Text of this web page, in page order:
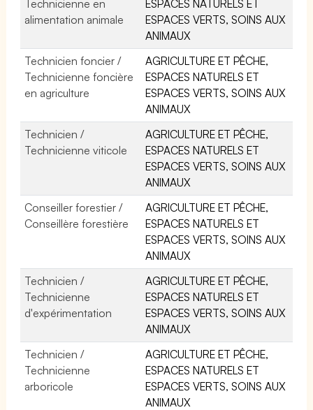
Technicienne en
alimentation animale
ESPACES NATURELS ET
ESPACES VERTS, SOINS AUX
ANIMAUX
Technicien foncier /
Technicienne foncière
en agriculture
AGRICULTURE ET PÊCHE,
ESPACES NATURELS ET
ESPACES VERTS, SOINS AUX
ANIMAUX
Technicien /
Technicienne viticole
AGRICULTURE ET PÊCHE,
ESPACES NATURELS ET
ESPACES VERTS, SOINS AUX
ANIMAUX
Conseiller forestier /
Conseillère forestière
AGRICULTURE ET PÊCHE,
ESPACES NATURELS ET
ESPACES VERTS, SOINS AUX
ANIMAUX
Technicien /
Technicienne
d'expérimentation
AGRICULTURE ET PÊCHE,
ESPACES NATURELS ET
ESPACES VERTS, SOINS AUX
ANIMAUX
Technicien /
Technicienne
arboricole
AGRICULTURE ET PÊCHE,
ESPACES NATURELS ET
ESPACES VERTS, SOINS AUX
ANIMAUX